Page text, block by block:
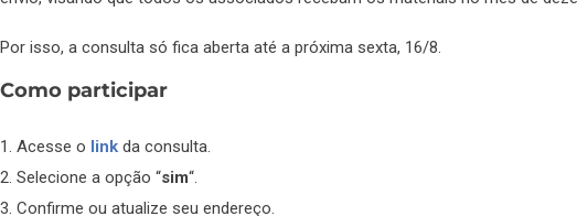
Por isso, a consulta só fica aberta até a próxima sexta, 16/8.
Como participar
1. Acesse o link da consulta.
2. Selecione a opção “sim“.
3. Confirme ou atualize seu endereço.